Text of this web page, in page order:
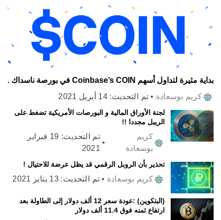
بداية مثيرة لتداول أسهم Coinbase’s COIN في بورصة ناسداك .
كريم بوسعادة • تم التحديث:14 أبريل 2021
لجنة الأوراق المالية و البورصات الأمريكية تضغط على
الريبل مجددا !!
كريم
بوسعادة
•
تم التحديث:
19 فبراير
2021
تحذير بأن الروبل الرقمي قد يظل عرضة للاحتيال !
كريم بوسعادة • تم التحديث:13 يناير 2021
(البتكوين) :عودة سعر 12 ألف دولار إلى الطاولة بعد
ارتفاع ثمنه فوق 11.4 ألف دولار